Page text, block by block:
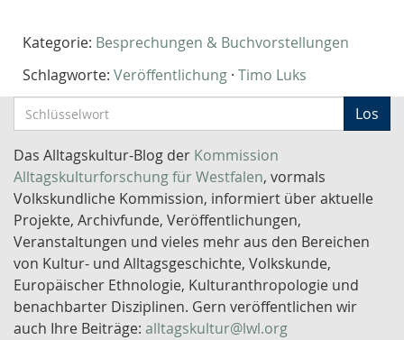
Kategorie: Besprechungen & Buchvorstellungen
Schlagworte: Veröffentlichung · Timo Luks
c
h
l
ü
s
s
e
l
w
o
Los
Das Alltagskultur-Blog der Kommission
Alltagskulturforschung für Westfalen, vormals
Volkskundliche Kommission, informiert über aktuelle
Projekte, Archivfunde, Veröffentlichungen,
Veranstaltungen und vieles mehr aus den Bereichen
von Kultur- und Alltagsgeschichte, Volkskunde,
Europäischer Ethnologie, Kulturanthropologie und
benachbarter Disziplinen. Gern veröffentlichen wir
auch Ihre Beiträge: alltagskultur@lwl.org